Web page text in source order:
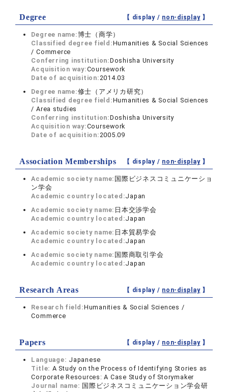
Degree 【 display / non-display】
Degree name:博士（商学）
Classified degree field:Humanities & Social Sciences
/ Commerce
Conferring institution:Doshisha University
Acquisition way:Coursework
Date of acquisition:2014.03
Degree name:修士（アメリカ研究）
Classified degree field:Humanities & Social Sciences
/ Area studies
Conferring institution:Doshisha University
Acquisition way:Coursework
Date of acquisition:2005.09
Association Memberships 【 display / non-display】
Academic society name: 国際ビジネスコミュニケーショ
ン学会
Academic country located:Japan
Academic society name: 日本交渉学会
Academic country located:Japan
Academic society name: 日本貿易学会
Academic country located:Japan
Academic society name: 国際商取引学会
Academic country located:Japan
Research Areas 【 display / non-display】
Research field:Humanities & Social Sciences /
Commerce
Papers 【 display / non-display】
Language: Japanese
Title: A Study on the Process of Identifying Stories as
Corporate Resources: A Case Study of Storymaker
Journal name: 国際ビジネスコミュニケーション学会研